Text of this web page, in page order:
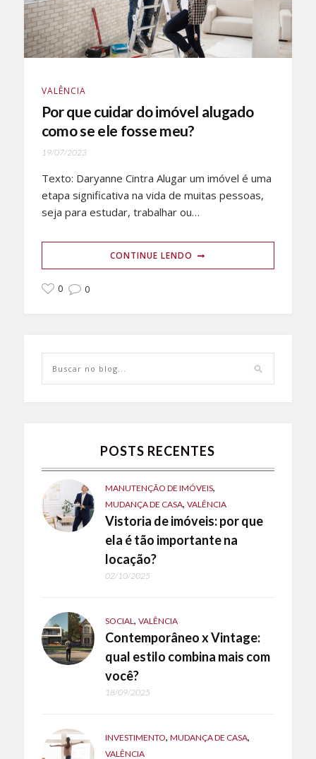
VALÊNCIA
Por que cuidar do imóvel alugado
como se ele fosse meu?
19/07/2023
Texto: Daryanne Cintra Alugar um imóvel é uma
etapa significativa na vida de muitas pessoas,
seja para estudar, trabalhar ou…
CONTINUE LENDO
0 0
POSTS RECENTES
MANUTENÇÃO DE IMÓVEIS,
MUDANÇA DE CASA, VALÊNCIA
Vistoria de imóveis: por que
ela é tão importante na
locação?
02/10/2025
SOCIAL, VALÊNCIA
Contemporâneo x Vintage:
qual estilo combina mais com
você?
18/09/2025
INVESTIMENTO, MUDANÇA DE CASA,
VALÊNCIA